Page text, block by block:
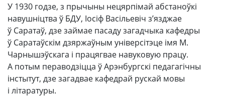
У 1930 годзе, з прычыны нецярпімай абстаноўкі
навушніцтва ў БДУ, Іосіф Васільевіч з’язджае
ў Саратаў, дзе займае пасаду загадчыка кафедры
ў Саратаўскім дзяржаўным універсітэце імя М.
Чарнышэўскага і працягвае навуковую працу.
А потым пераводзіцца ў Арэнбургскі педагагічны
інстытут, дзе загадвае кафедрай рускай мовы
і літаратуры.